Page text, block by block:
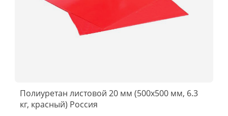
Полиуретан листовой 20 мм (500х500 мм, 6.3
кг, красный) Россия